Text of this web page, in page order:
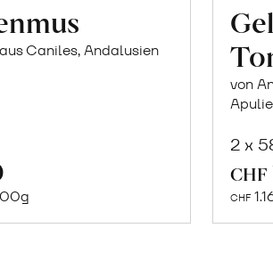
Caniles, Andalusien
Warenkorb
von
2 x
CHF
CHF